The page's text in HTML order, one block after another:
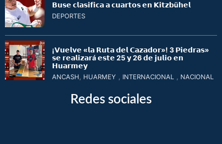
𝗕𝘂𝘀𝗲 𝗰𝗹𝗮𝘀𝗶𝗳𝗶𝗰𝗮 𝗮 𝗰𝘂𝗮𝗿𝘁𝗼𝘀 𝗲𝗻 𝗞𝗶𝘁𝘇𝗯ü𝗵𝗲𝗹
DEPORTES
¡𝗩𝘂𝗲𝗹𝘃𝗲 «𝗹𝗮 𝗥𝘂𝘁𝗮 𝗱𝗲𝗹 𝗖𝗮𝘇𝗮𝗱𝗼𝗿»! 3 𝗣𝗶𝗲𝗱𝗿𝗮𝘀»
𝘀𝗲 𝗿𝗲𝗮𝗹𝗶𝘇𝗮𝗿á 𝗲𝘀𝘁𝗲 25 𝘆 26 𝗱𝗲 𝗷𝘂𝗹𝗶𝗼 𝗲𝗻
𝗛𝘂𝗮𝗿𝗺𝗲𝘆
ANCASH, HUARMEY , INTERNACIONAL , NACIONAL
Redes sociales